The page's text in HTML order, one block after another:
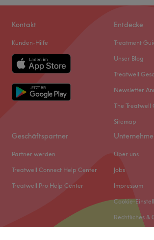
Kontakt
Kunden-Hilfe
Entdecke
Treatment
Unser Blog
Treatwell
Newsletter
The Treatwell
Sitemap
Geschäftspartner
Partner werden
Treatwell Connect Help Center
Treatwell Pro Help Center
Über uns
Jobs
Impressum
Cookie-
Rechtliches &